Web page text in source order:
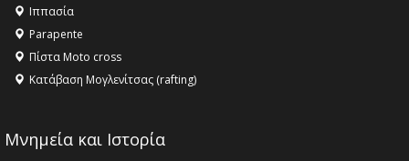
18:09 -
όμορφο θερινό σινεμά της Ελλάδας!
Ιππασία
Parapente
Πίστα Moto cross
Κατάβαση Μογλενίτσας (rafting)
Μνημεία και Ιστορία